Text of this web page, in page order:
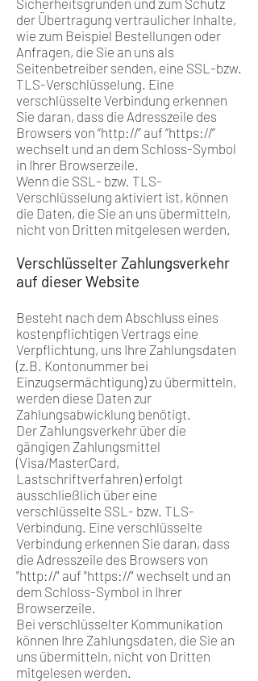
der Übertragung vertraulicher Inhalte,
wie zum Beispiel Bestellungen oder
Anfragen, die Sie an uns als
Seitenbetreiber senden, eine SSL-bzw.
TLS-Verschlüsselung. Eine
verschlüsselte Verbindung erkennen
Sie daran, dass die Adresszeile des
Browsers von “http://” auf “https://”
wechselt und an dem Schloss-Symbol
in Ihrer Browserzeile.
Wenn die SSL- bzw. TLS-
Verschlüsselung aktiviert ist, können
die Daten, die Sie an uns übermitteln,
nicht von Dritten mitgelesen werden.
Verschlüsselter Zahlungsverkehr
auf dieser Website
Besteht nach dem Abschluss eines
kostenpflichtigen Vertrags eine
Verpflichtung, uns Ihre Zahlungsdaten
(z.B. Kontonummer bei
Einzugsermächtigung) zu übermitteln,
werden diese Daten zur
Zahlungsabwicklung benötigt.
Der Zahlungsverkehr über die
gängigen Zahlungsmittel
(Visa/MasterCard,
Lastschriftverfahren) erfolgt
ausschließlich über eine
verschlüsselte SSL- bzw. TLS-
Verbindung. Eine verschlüsselte
Verbindung erkennen Sie daran, dass
die Adresszeile des Browsers von
"http://" auf "https://" wechselt und an
dem Schloss-Symbol in Ihrer
Browserzeile.
Bei verschlüsselter Kommunikation
können Ihre Zahlungsdaten, die Sie an
uns übermitteln, nicht von Dritten
mitgelesen werden.